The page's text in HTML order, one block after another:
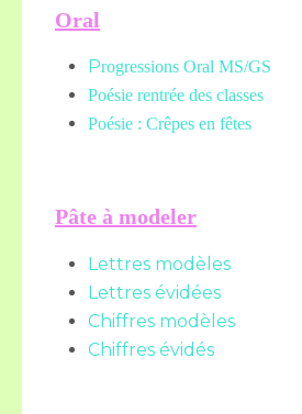
Oral
Progressions Oral MS/GS
Poésie rentrée des classes
Poésie : Crêpes en fêtes
Pâte à modeler
Lettres modèles
Lettres évidées
Chiffres modèles
Chiffres évidés